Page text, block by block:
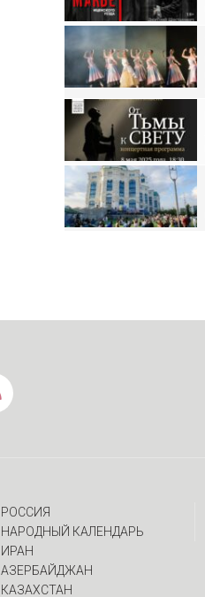
РОССИЯ
НАРОДНЫЙ КАЛЕНДАРЬ
ИРАН
АЗЕРБАЙДЖАН
КАЗАХСТАН